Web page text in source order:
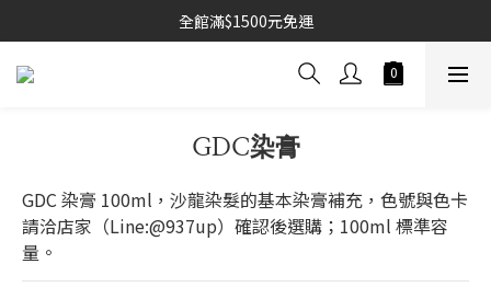
全館滿$1500元免運
GDC染膏
GDC 染膏 100ml，沙龍染髮的基本染膏補充，色號與色卡
請洽店家（Line:@937up）確認後選購；100ml 標準容
量。